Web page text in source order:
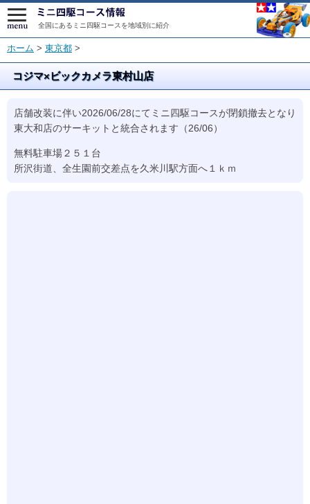
全国にあるミニ四駆コースを地域別に紹介
ホーム > 東京都 >
コジマ×ビックカメラ東村山店
店舗改装に伴い2026/06/28にてミニ四駆コースが閉鎖撤去となり
東大和店のサーキットと統合されます（26/06）
無料駐車場２５１台
所沢街道、全生園前交差点を久米川駅方面へ１ｋｍ